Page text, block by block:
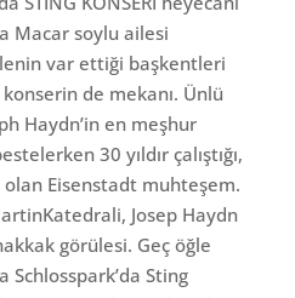
Macar soylu ailesi
var ettiği başkentleri
de mekanı. Ünlü
Haydn’in en meşhur
30 yıldır çalıştığı,
olan Eisenstadt muhteşem.
Josep Haydn
görülesi. Geç öğle
Schlosspark’da Sting